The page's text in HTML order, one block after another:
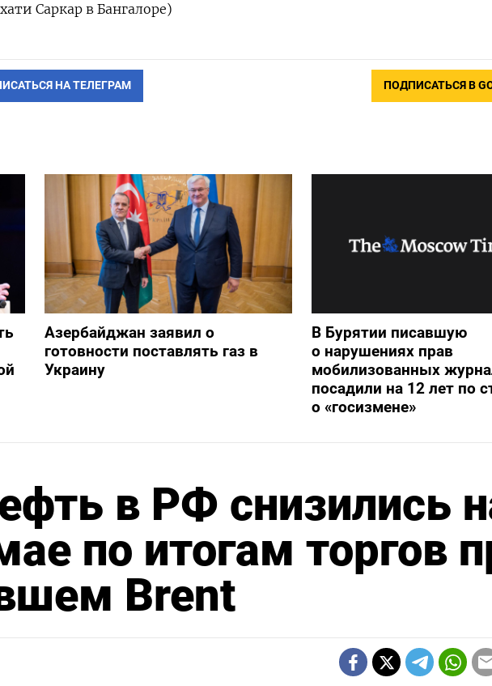
Саркар в Бангалоре)
НА ТЕЛЕГРАМ ПОДПИСАТЬСЯ В
Азербайджан заявил о
готовности поставлять газ в
Украину
В Бурятии писавшую
о нарушениях прав
мобилизованных
посадили на 12 лет по
о «госизмене»
в РФ снизились
по итогам торгов
Brent